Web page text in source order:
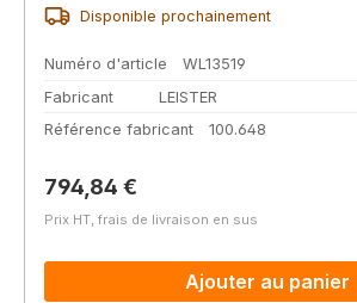
Disponible prochainement
Numéro d'article
WL13519
Fabricant
LEISTER
Référence fabricant
100.648
Prix régulier :
794,84 €
Prix HT, frais de livraison en sus
Ajouter au panier